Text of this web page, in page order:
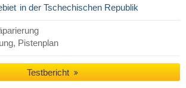
in der Tschechischen Republik
Pistenplan
Testbericht